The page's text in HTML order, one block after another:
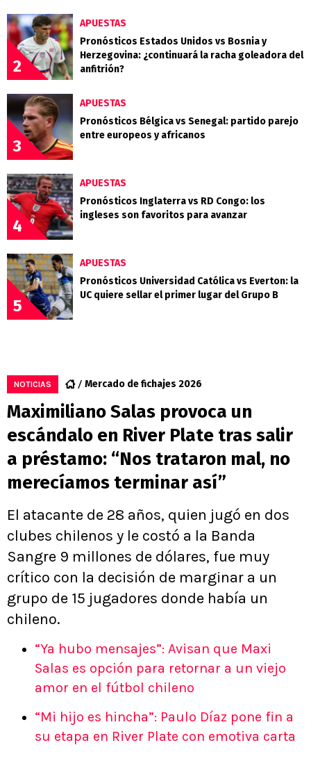
2
APUESTAS
Pronósticos Estados Unidos vs Bosnia y
Herzegovina: ¿continuará la racha goleadora del
anfitrión?
3
APUESTAS
Pronósticos Bélgica vs Senegal: partido parejo
entre europeos y africanos
4
APUESTAS
Pronósticos Inglaterra vs RD Congo: los
ingleses son favoritos para avanzar
5
APUESTAS
Pronósticos Universidad Católica vs Everton: la
UC quiere sellar el primer lugar del Grupo B
NOTICIAS Mercado de fichajes 2026
Maximiliano Salas provoca un
escándalo en River Plate tras salir
a préstamo: “Nos trataron mal, no
merecíamos terminar así”
El atacante de 28 años, quien jugó en dos
clubes chilenos y le costó a la Banda
Sangre 9 millones de dólares, fue muy
crítico con la decisión de marginar a un
grupo de 15 jugadores donde había un
chileno.
“Ya hubo mensajes”: Avisan que Maxi
Salas es opción para retornar a un viejo
amor en el fútbol chileno
“Mi hijo es hincha”: Paulo Díaz pone fin a
su etapa en River Plate con emotiva carta